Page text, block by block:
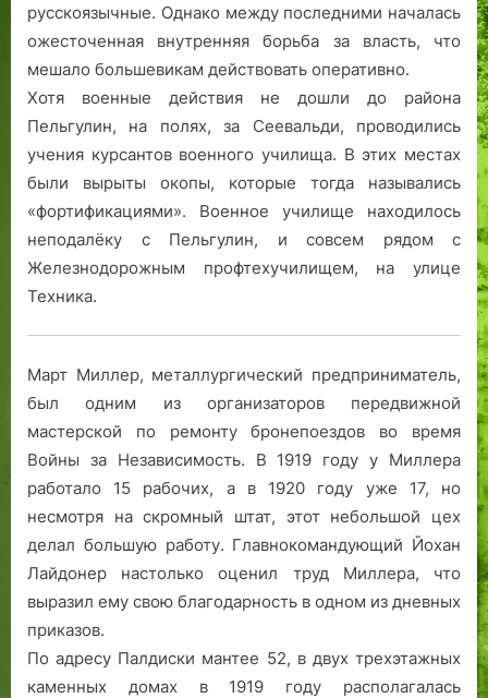
русскоязычные. Однако между последними началась
ожесточенная внутренняя борьба за власть, что
мешало большевикам действовать оперативно.
Хотя военные действия не дошли до района
Пельгулин, на полях, за Сеевальди, проводились
учения курсантов военного училища. В этих местах
были вырыты окопы, которые тогда назывались
«фортификациями». Военное училище находилось
неподалёку с Пельгулин, и совсем рядом с
Железнодорожным профтехучилищем, на улице
Техника.
Март Миллер, металлургический предприниматель,
был одним из организаторов передвижной
мастерской по ремонту бронепоездов во время
Войны за Независимость. В 1919 году у Миллера
работало 15 рабочих, а в 1920 году уже 17, но
несмотря на скромный штат, этот небольшой цех
делал большую работу. Главнокомандующий Йохан
Лайдонер настолько оценил труд Миллера, что
выразил ему свою благодарность в одном из дневных
приказов.
По адресу Палдиски мантее 52, в двух трехэтажных
каменных домах в 1919 году располагалась